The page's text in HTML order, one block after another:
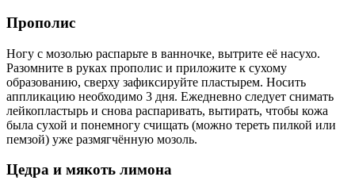
Прополис
Ногу с мозолью распарьте в ванночке, вытрите её насухо.
Разомните в руках прополис и приложите к сухому
образованию, сверху зафиксируйте пластырем. Носить
аппликацию необходимо 3 дня. Ежедневно следует снимать
лейкопластырь и снова распаривать, вытирать, чтобы кожа
была сухой и понемногу счищать (можно тереть пилкой или
пемзой) уже размягчённую мозоль.
Цедра и мякоть лимона